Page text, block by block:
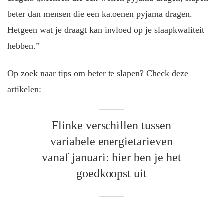
beter dan mensen die een katoenen pyjama dragen.
Hetgeen wat je draagt kan invloed op je slaapkwaliteit
hebben.”
Op zoek naar tips om beter te slapen? Check deze
artikelen:
Flinke verschillen tussen
variabele energietarieven
vanaf januari: hier ben je het
goedkoopst uit